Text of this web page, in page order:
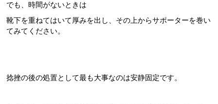
でも、時間がないときは
靴下を重ねてはいて厚みを出し、その上からサポーターを巻い
てみてください。
捻挫の後の処置として最も大事なのは安静固定です。